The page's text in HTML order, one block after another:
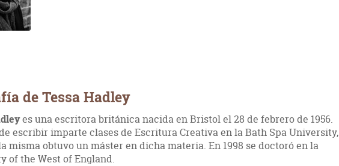
de Tessa Hadley
es una escritora británica nacida en Bristol el 28 de febrero de 1956.
escribir imparte clases de Escritura Creativa en la Bath Spa University,
misma obtuvo un máster en dicha materia. En 1998 se doctoró en la
of the West of England.